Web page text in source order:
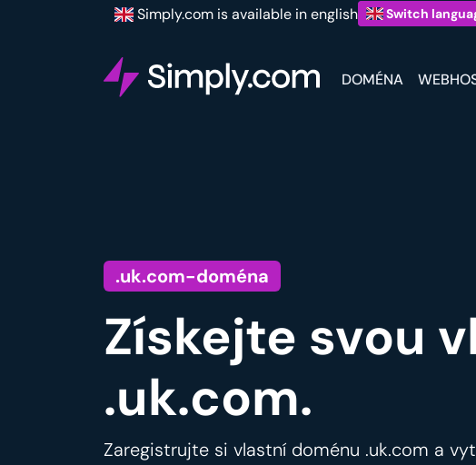
Simply.com is available in english Switch
DOMÉNA
.uk.com-doména
Získejte svou
.uk.com.
Zaregistrujte si vlastní doménu .uk.com a